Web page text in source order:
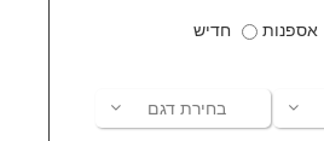
אספנות חדיש
בחירת דגם